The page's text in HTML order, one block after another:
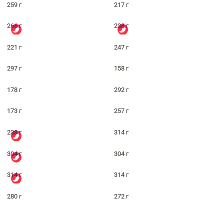
259 г 217 г
266 г 238 г
221 г 247 г
297 г 158 г
178 г 292 г
173 г 257 г
238 г 314 г
304 г 304 г
314 г 314 г
280 г 272 г